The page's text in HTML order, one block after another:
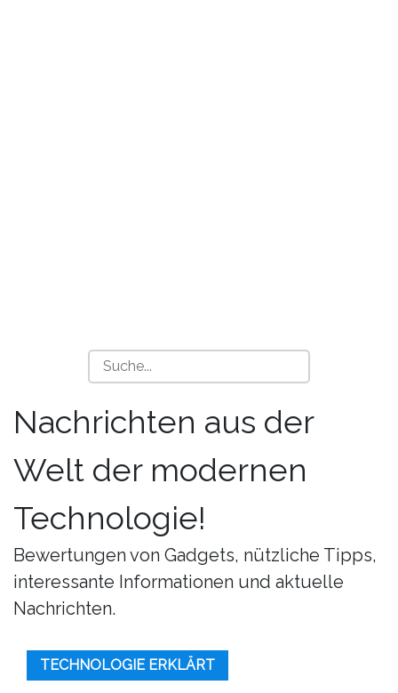
Nachrichten aus der
Welt der modernen
Technologie!
Bewertungen von Gadgets, nützliche Tipps,
interessante Informationen und aktuelle
Nachrichten.
TECHNOLOGIE ERKLÄRT